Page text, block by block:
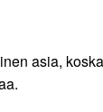
asia,